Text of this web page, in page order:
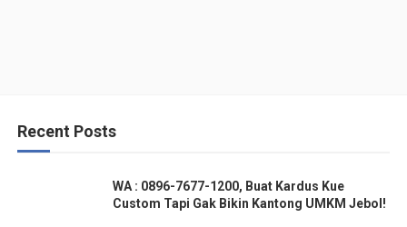
Recent Posts
WA : 0896-7677-1200, Buat Kardus Kue
Custom Tapi Gak Bikin Kantong UMKM Jebol!